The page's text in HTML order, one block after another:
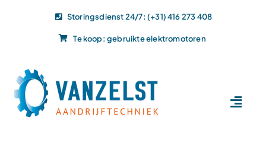
Storingsdienst 24/7: (+31) 416 273 408
Te koop: gebruikte elektromotoren